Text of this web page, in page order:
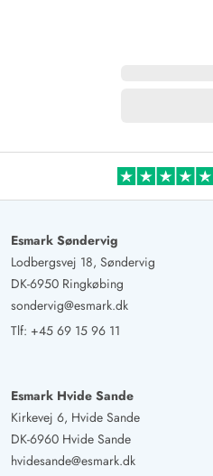
Esmark Søndervig
Lodbergsvej 18, Søndervig
DK-6950 Ringkøbing
sondervig@esmark.dk
Tlf: +45 69 15 96 11
Esmark Hvide Sande
Kirkevej 6, Hvide Sande
DK-6960 Hvide Sande
hvidesande@esmark.dk